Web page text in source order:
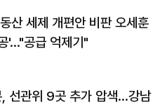
산 세제 개편안 비판 오세훈
'…"공급 억제기"
, 선관위 9곳 추가 압색…강남